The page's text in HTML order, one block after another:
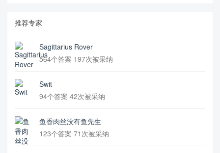
推荐专家
Sagittarius Rover
564个答案 197次被采纳
Swit
94个答案 42次被采纳
鱼香肉丝没有鱼先生
123个答案 71次被采纳